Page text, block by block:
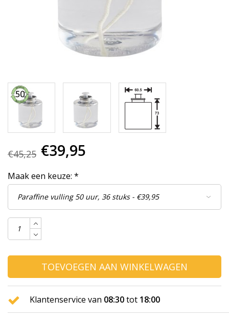
€45,25 €39,95
Maak een keuze: *
TOEVOEGEN AAN WINKELWAGEN
Klantenservice van 08:30tot 18:00